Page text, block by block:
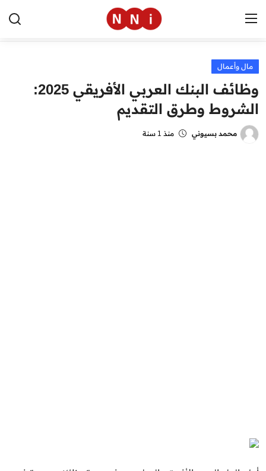
الرئيسية
اخبار مصر
العالم
مال وأعمال
وظائف البنك العربي الأفريقي 2025:
الشروط وطرق التقديم
محمد بسيوني منذ 1 سنة